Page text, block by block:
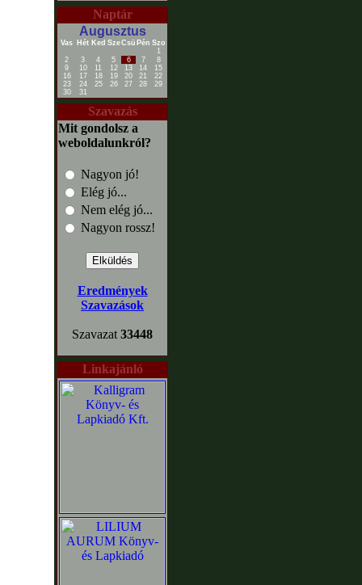
Naptár
Augusztus
Vas Hét Ked SzeCsü Pén Szo
1
2
3 4 5 6 7
8
9
10 11 12 13 14
15
16
17 18 19 20 21
22
23
24 25 26 27 28
29
30
31
Szavazás
Mit gondolsz a
weboldalunkról?
Nagyon jó!
Elég jó...
Nem elég jó...
Nagyon rossz!
Eredmények
Szavazások
Szavazat 33448
Linkajánló